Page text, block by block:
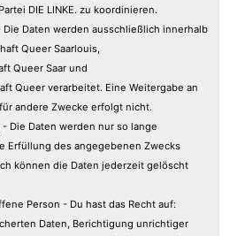
DIE LINKE. zu koordinieren.
Die Daten werden ausschließlich innerhalb
Queer Saarlouis,
Queer Saar und
Queer verarbeitet. Eine Weitergabe an
andere Zwecke erfolgt nicht.
Die Daten werden nur so lange
Erfüllung des angegebenen Zwecks
können die Daten jederzeit gelöscht
Person - Du hast das Recht auf:
Daten, Berichtigung unrichtiger